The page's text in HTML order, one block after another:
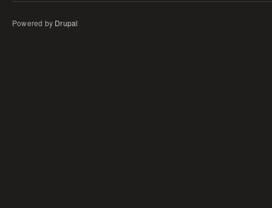
Powered by Drupal